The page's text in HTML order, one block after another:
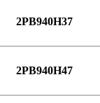
2PB940H37
2PB940H47